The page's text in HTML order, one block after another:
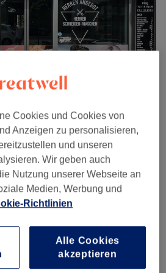
Geschlossen
für Ihren neuen Haarlook?
Frisuren für die ganze
Ambiente. Ein Highlight des
Sie sich für Marcello's
Sie sich schön!
zur Salonansicht
Böheimkirchen
und Umland
ab 50 €
09:00–18:00
Cookies und Cookies von
Anzeigen zu personalisieren,
und unseren
Wir geben auch
Nutzung unserer Webseite an
Medien, Werbung und
Richtlinien
Alle Cookies
akzeptieren